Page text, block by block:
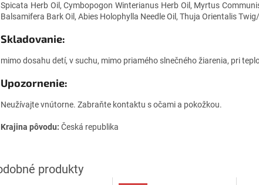
Spicata Herb Oil, Cymbopogon Winterianus Herb Oil, Myrtus
Balsamifera Bark Oil, Abies Holophylla Needle Oil, Thuja Orientalis
Skladovanie:
mimo dosahu detí, v suchu, mimo priamého slnečného žiarenia, pri
Upozornenie:
Neužívajte vnútorne. Zabraňte kontaktu s očami a pokožkou.
Krajina pôvodu: Česká republika